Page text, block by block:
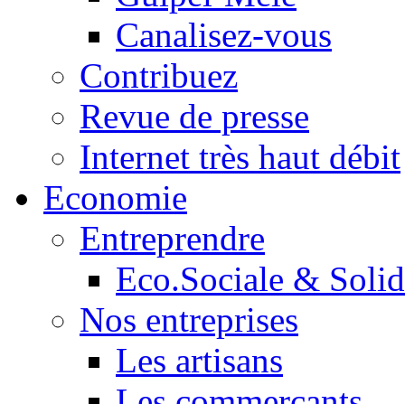
Canalisez-vous
Contribuez
Revue de presse
Internet très haut débit
Economie
Entreprendre
Eco.Sociale &
Nos entreprises
Les artisans